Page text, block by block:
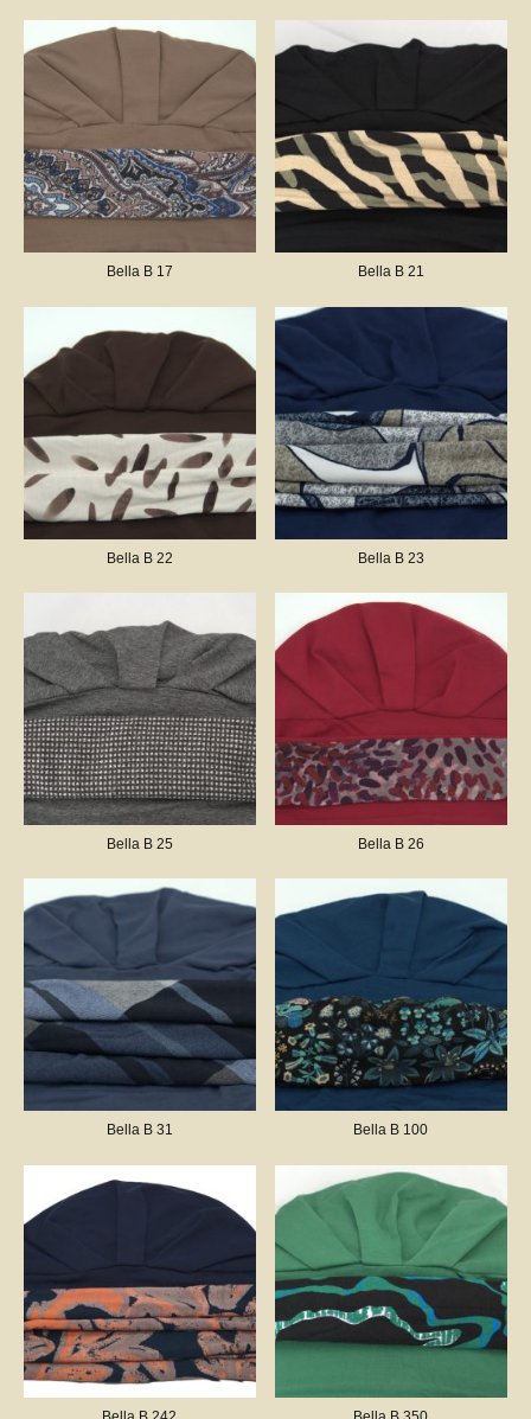
Bella B 17 Bella B 21
Bella B 22 Bella B 23
Bella B 25 Bella B 26
Bella B 31 Bella B 100